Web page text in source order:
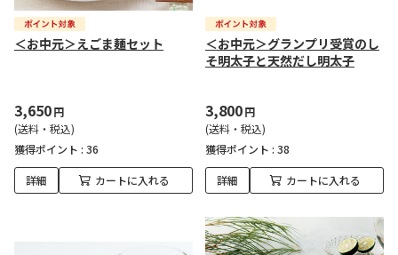
＜お中元＞えごま麺セット
3,650円
(送料・税込)
獲得ポイント : 36
詳細 カートに入れる
＜お中元＞グランプリ受賞のし
そ明太子と天然だし明太子
3,800円
(送料・税込)
獲得ポイント : 38
詳細 カートに入れる